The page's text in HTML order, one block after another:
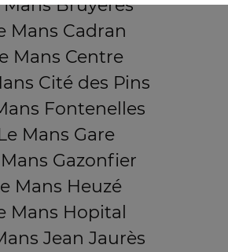
Mans Bruyères
Mans Cadran
Mans Centre
Cité des Pins
Fontenelles
Mans Gare
Gazonfier
Mans Heuzé
Mans Hopital
Jean Jaurès